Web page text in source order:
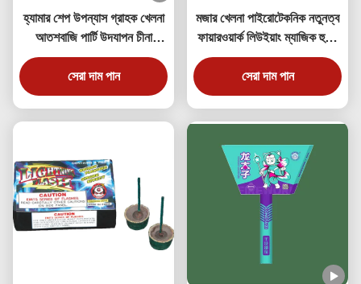
হ্যামার শেপ উপন্যাস গ্রাহক খেলনা
আতশবাজি পার্টি উদযাপন চীনা
কারখানা
সেরা দাম পান
মজার খেলনা পাইরোটেকনিক নতুনত্ব
ফায়ারওয়ার্ক লিউইয়াং ম্যাজিক হুইপ
রাউন্ড হুইপ ক্র্যাকলিং
সেরা দাম পান